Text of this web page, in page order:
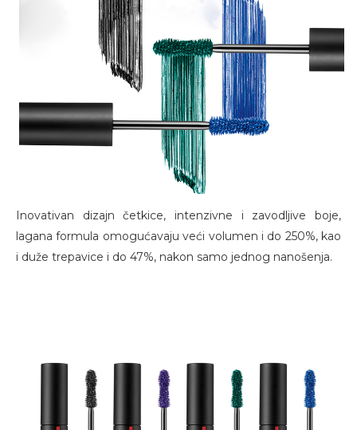
Inovativan dizajn četkice, intenzivne i zavodljive boje,
lagana formula omogućavaju veći volumen i do 250%, kao
i duže trepavice i do 47%, nakon samo jednog nanošenja.